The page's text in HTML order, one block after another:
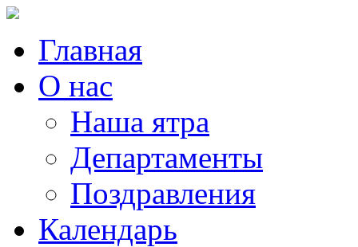
Главная
О нас
Наша ятра
Департаменты
Поздравления
Календарь